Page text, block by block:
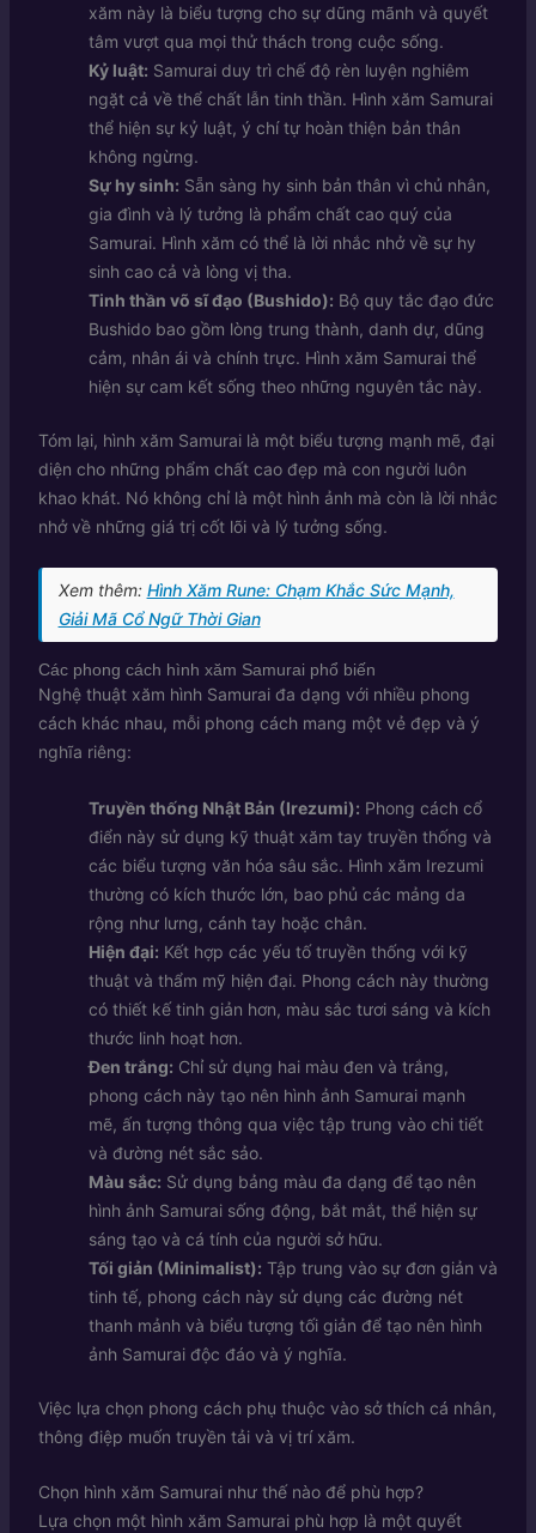
xăm này là biểu tượng cho sự dũng mãnh và quyết
tâm vượt qua mọi thử thách trong cuộc sống.
Kỷ luật: Samurai duy trì chế độ rèn luyện nghiêm
ngặt cả về thể chất lẫn tinh thần. Hình xăm Samurai
thể hiện sự kỷ luật, ý chí tự hoàn thiện bản thân
không ngừng.
Sự hy sinh: Sẵn sàng hy sinh bản thân vì chủ nhân,
gia đình và lý tưởng là phẩm chất cao quý của
Samurai. Hình xăm có thể là lời nhắc nhở về sự hy
sinh cao cả và lòng vị tha.
Tinh thần võ sĩ đạo (Bushido): Bộ quy tắc đạo đức
Bushido bao gồm lòng trung thành, danh dự, dũng
cảm, nhân ái và chính trực. Hình xăm Samurai thể
hiện sự cam kết sống theo những nguyên tắc này.
Tóm lại, hình xăm Samurai là một biểu tượng mạnh mẽ, đại
diện cho những phẩm chất cao đẹp mà con người luôn
khao khát. Nó không chỉ là một hình ảnh mà còn là lời nhắc
nhở về những giá trị cốt lõi và lý tưởng sống.
Xem thêm: Hình Xăm Rune: Chạm Khắc Sức Mạnh,
Giải Mã Cổ Ngữ Thời Gian
Các phong cách hình xăm Samurai phổ biến
Nghệ thuật xăm hình Samurai đa dạng với nhiều phong
cách khác nhau, mỗi phong cách mang một vẻ đẹp và ý
nghĩa riêng:
Truyền thống Nhật Bản (Irezumi): Phong cách cổ
điển này sử dụng kỹ thuật xăm tay truyền thống và
các biểu tượng văn hóa sâu sắc. Hình xăm Irezumi
thường có kích thước lớn, bao phủ các mảng da
rộng như lưng, cánh tay hoặc chân.
Hiện đại: Kết hợp các yếu tố truyền thống với kỹ
thuật và thẩm mỹ hiện đại. Phong cách này thường
có thiết kế tinh giản hơn, màu sắc tươi sáng và kích
thước linh hoạt hơn.
Đen trắng: Chỉ sử dụng hai màu đen và trắng,
phong cách này tạo nên hình ảnh Samurai mạnh
mẽ, ấn tượng thông qua việc tập trung vào chi tiết
và đường nét sắc sảo.
Màu sắc: Sử dụng bảng màu đa dạng để tạo nên
hình ảnh Samurai sống động, bắt mắt, thể hiện sự
sáng tạo và cá tính của người sở hữu.
Tối giản (Minimalist): Tập trung vào sự đơn giản và
tinh tế, phong cách này sử dụng các đường nét
thanh mảnh và biểu tượng tối giản để tạo nên hình
ảnh Samurai độc đáo và ý nghĩa.
Việc lựa chọn phong cách phụ thuộc vào sở thích cá nhân,
thông điệp muốn truyền tải và vị trí xăm.
Chọn hình xăm Samurai như thế nào để phù hợp?
Lựa chọn một hình xăm Samurai phù hợp là một quyết